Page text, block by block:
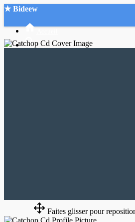
★ Bideew
Faites glisser pour